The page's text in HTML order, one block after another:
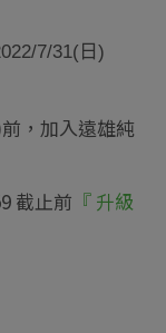
7/31( 日)
，加入遠雄純
截止前 『 升級